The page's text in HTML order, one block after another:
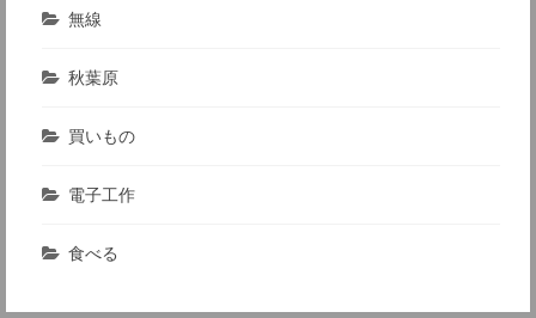
無線
秋葉原
買いもの
電子工作
食べる